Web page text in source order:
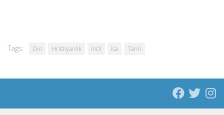
Tags: Din Hristiyanlık İncil İsa Tanrı